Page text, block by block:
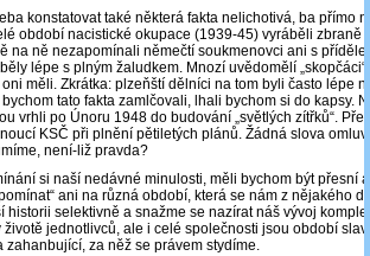
konstatovat také některá fakta nelichotivá, ba přímo
období nacistické okupace (1939-45) vyráběli zbraně
na ně nezapomínali němečtí soukmenovci ani s
lépe s plným žaludkem. Mnozí uvědomělí
měli. Zkrátka: plzeňští dělníci na tom byli často lépe
tato fakta zamlčovali, lhali bychom si do kapsy.
vrhli po Únoru 1948 do budování „světlých zítřků“.
KSČ při plnění pětiletých plánů. Žádná slova
není-liž pravda?
si naší nedávné minulosti, měli bychom být přesní
ani na různá období, která se nám z nějakého
historii selektivně a snažme se nazírat náš vývoj
jednotlivců, ale i celé společnosti jsou období
zahanbující, za něž se právem stydíme.